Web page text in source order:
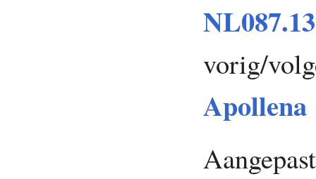
vorig/
Apollena